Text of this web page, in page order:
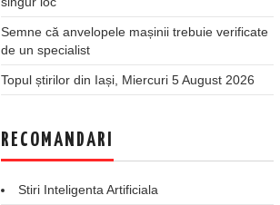
Semne că anvelopele mașinii trebuie verificate
de un specialist
Topul știrilor din Iași, Miercuri 5 August 2026
RECOMANDARI
Stiri Inteligenta Artificiala